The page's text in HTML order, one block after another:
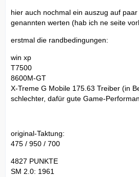
hier auch nochmal ein auszug auf
genannten werten (hab ich ne seite
erstmal die randbedingungen:
win xp
T7500
8600M-GT
X-Treme G Mobile 175.63 Treiber (in
schlechter, dafür gute Game-
original-Taktung:
475 / 950 / 700
4827 PUNKTE
SM 2.0: 1961